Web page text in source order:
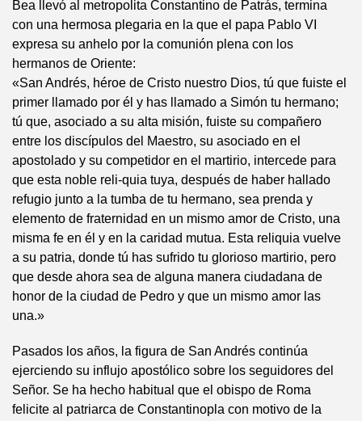
Bea llevó al metropolita Constantino de Patrás, termina
con una hermosa plegaria en la que el papa Pablo VI
expresa su anhelo por la comunión plena con los
hermanos de Oriente:
«San Andrés, héroe de Cristo nuestro Dios, tú que fuiste el
primer llamado por él y has llamado a Simón tu hermano;
tú que, asociado a su alta misión, fuiste su compañero
entre los discípulos del Maestro, su asociado en el
apostolado y su competidor en el martirio, intercede para
que esta noble reli-quia tuya, después de haber hallado
refugio junto a la tumba de tu hermano, sea prenda y
elemento de fraternidad en un mismo amor de Cristo, una
misma fe en él y en la caridad mutua. Esta reliquia vuelve
a su patria, donde tú has sufrido tu glorioso martirio, pero
que desde ahora sea de alguna manera ciudadana de
honor de la ciudad de Pedro y que un mismo amor las
una.»
Pasados los años, la figura de San Andrés continúa
ejerciendo su influjo apostólico sobre los seguidores del
Señor. Se ha hecho habitual que el obispo de Roma
felicite al patriarca de Constantinopla con motivo de la